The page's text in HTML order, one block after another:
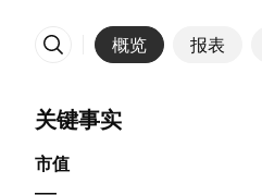
概览 报表
更多
关键事实
市值